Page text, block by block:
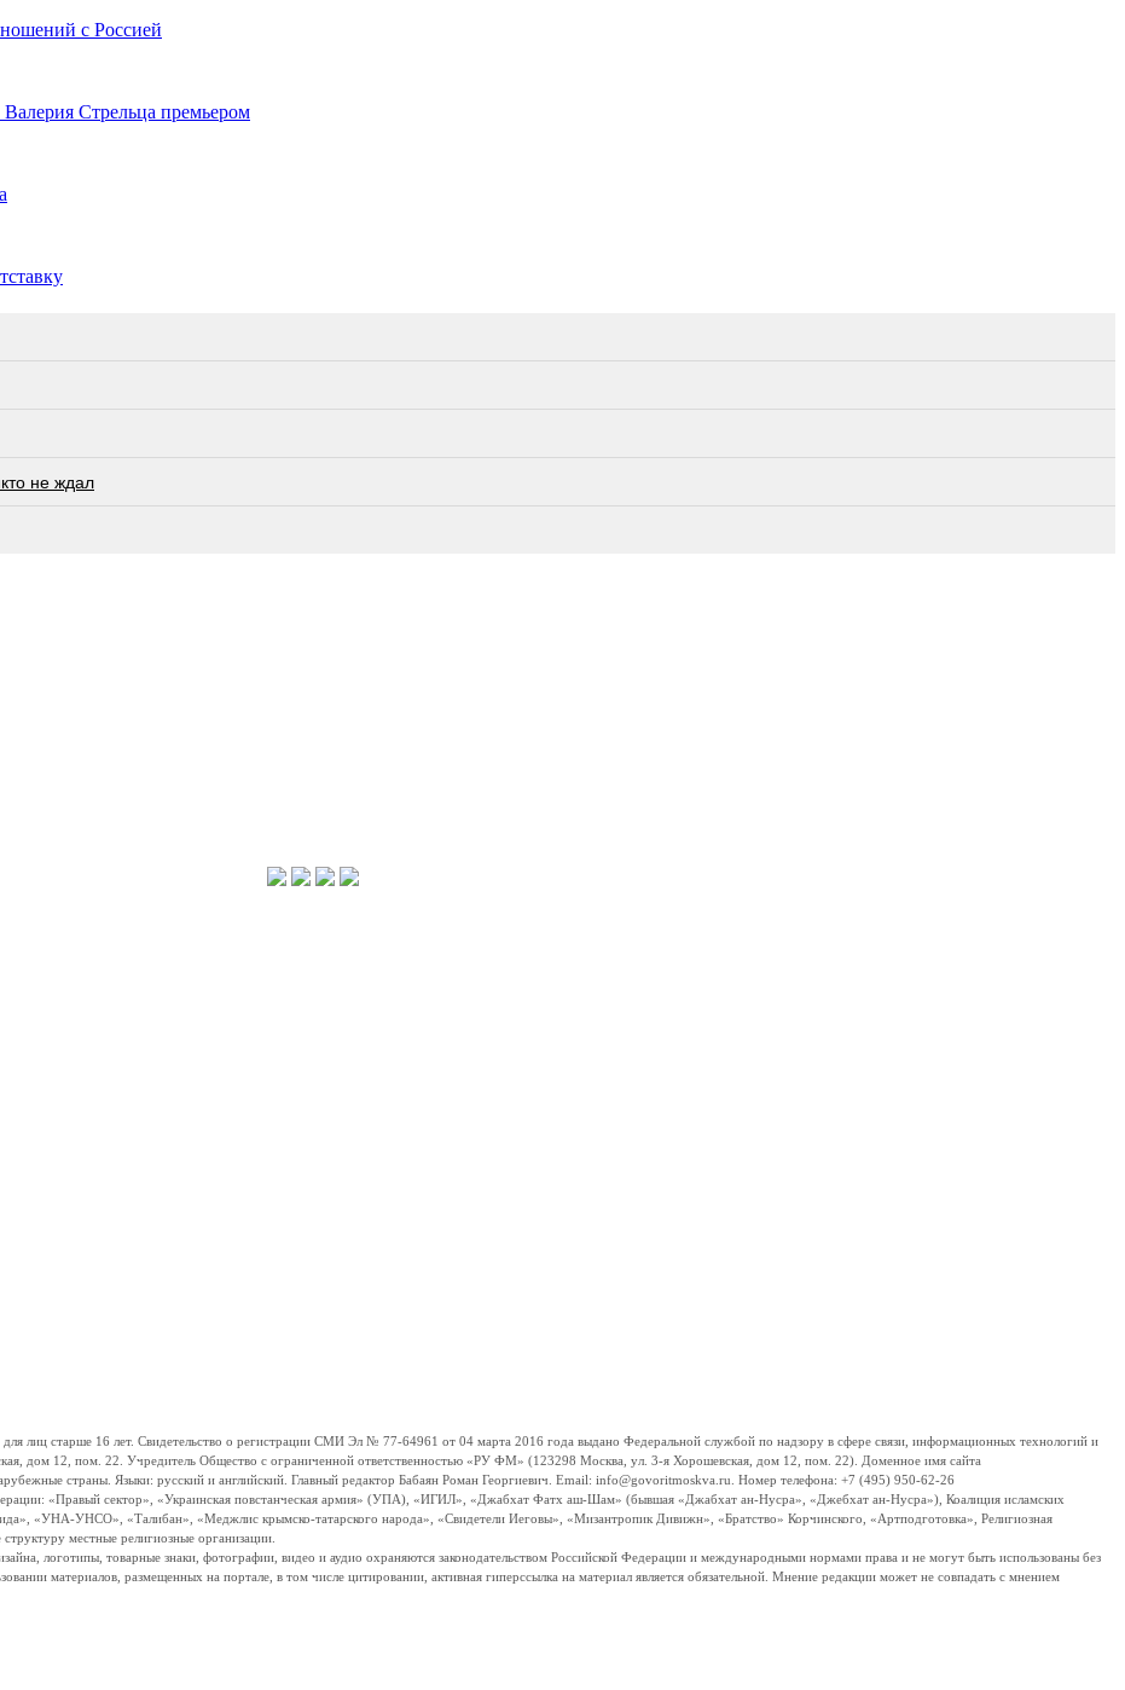
с Россией
Стрельца премьером
не ждал
старше 16 лет. Свидетельство о регистрации СМИ Эл № 77-64961 от 04 марта 2016 года выдано Федеральной службой по надзору в сфере связи, информационных технологий и
дом 12, пом. 22. Учредитель Общество с ограниченной ответственностью «РУ ФМ» (123298 Москва, ул. 3-я Хорошевская, дом 12, пом. 22). Доменное имя сайта
страны. Языки: русский и английский. Главный редактор Бабаян Роман Георгиевич. Email: info@govoritmoskva.ru. Номер телефона: +7 (495) 950-62-26
«Правый сектор», «Украинская повстанческая армия» (УПА), «ИГИЛ», «Джабхат Фатх аш-Шам» (бывшая «Джабхат ан-Нусра», «Джебхат ан-Нусра»), Коалиция исламских
«УНА-УНСО», «Талибан», «Меджлис крымско-татарского народа», «Свидетели Иеговы», «Мизантропик Дивижн», «Братство» Корчинского, «Артподготовка», Религиозная
местные религиозные организации.
логотипы, товарные знаки, фотографии, видео и аудио охраняются законодательством Российской Федерации и международными нормами права и не могут быть использованы без
материалов, размещенных на портале, в том числе цитировании, активная гиперссылка на материал является обязательной. Мнение редакции может не совпадать с мнением